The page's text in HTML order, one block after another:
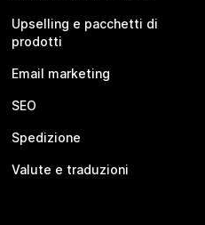
Upselling e pacchetti di
prodotti
Email marketing
SEO
Spedizione
Valute e traduzioni